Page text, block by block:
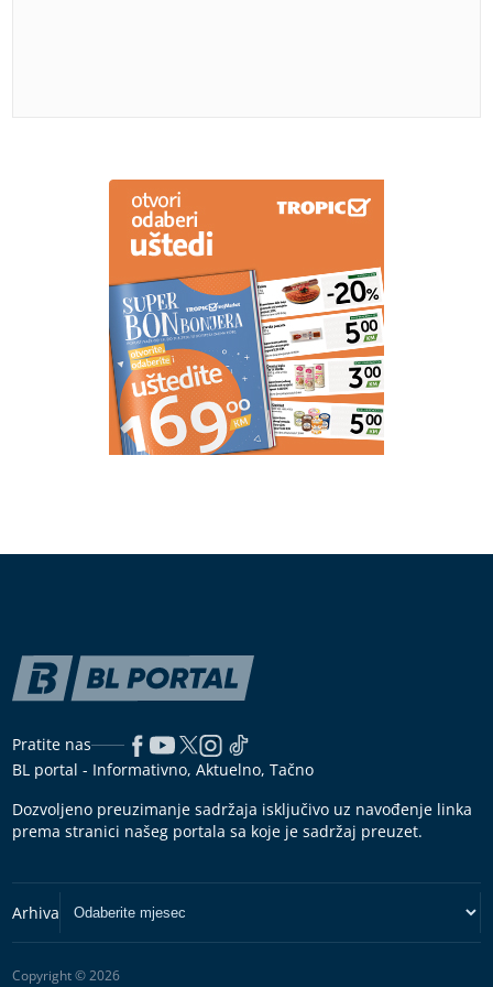
Pratite nas
BL portal - Informativno, Aktuelno, Tačno
Dozvoljeno preuzimanje sadržaja isključivo uz navođenje linka
prema stranici našeg portala sa koje je sadržaj preuzet.
Copyright © 2026